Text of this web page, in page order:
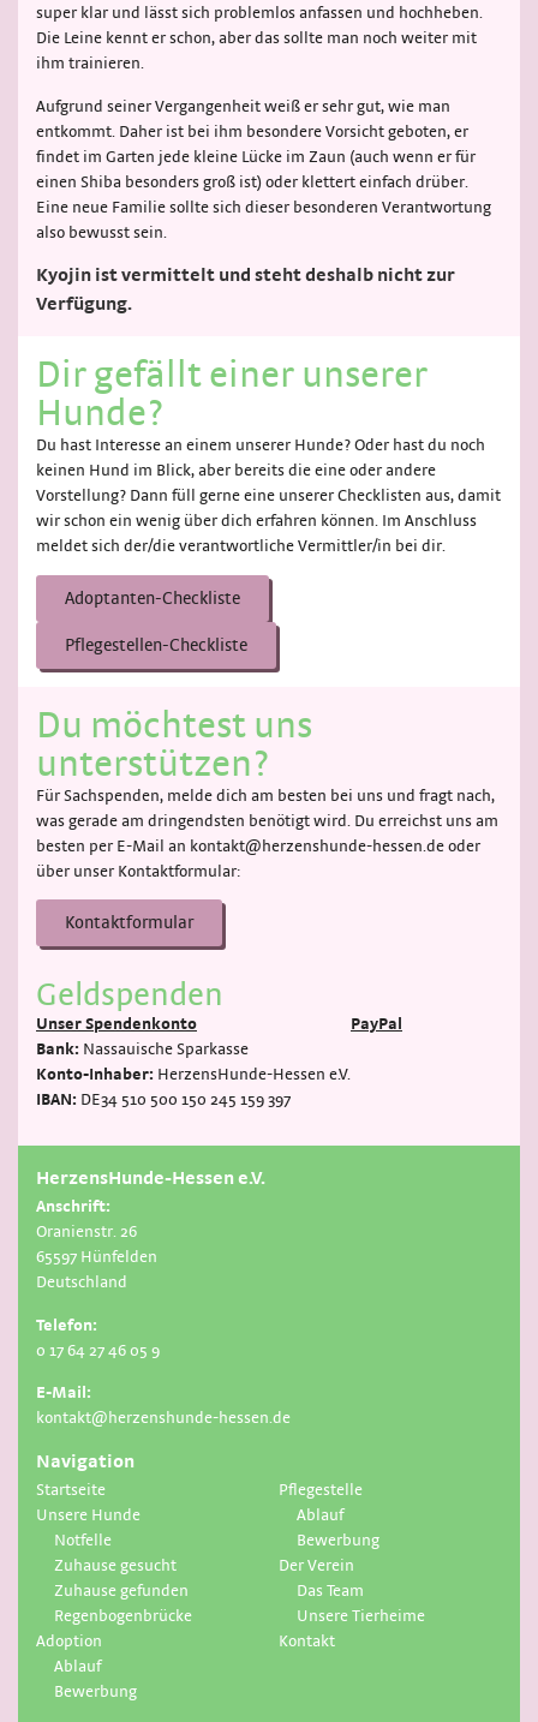
super klar und lässt sich problemlos anfassen und hochheben.
Die Leine kennt er schon, aber das sollte man noch weiter mit
ihm trainieren.
Aufgrund seiner Vergangenheit weiß er sehr gut, wie man
entkommt. Daher ist bei ihm besondere Vorsicht geboten, er
findet im Garten jede kleine Lücke im Zaun (auch wenn er für
einen Shiba besonders groß ist) oder klettert einfach drüber.
Eine neue Familie sollte sich dieser besonderen Verantwortung
also bewusst sein.
Kyojin ist vermittelt und steht deshalb nicht zur
Verfügung.
Dir gefällt einer unserer
Hunde?
Du hast Interesse an einem unserer Hunde? Oder hast du noch
keinen Hund im Blick, aber bereits die eine oder andere
Vorstellung? Dann füll gerne eine unserer Checklisten aus, damit
wir schon ein wenig über dich erfahren können. Im Anschluss
meldet sich der/die verantwortliche Vermittler/in bei dir.
Adoptanten-Checkliste
Pflegestellen-Checkliste
Du möchtest uns
unterstützen?
Für Sachspenden, melde dich am besten bei uns und fragt nach,
was gerade am dringendsten benötigt wird. Du erreichst uns am
besten per E-Mail an kontakt@herzenshunde-hessen.de oder
über unser Kontaktformular:
Kontaktformular
Geldspenden
Unser Spendenkonto
Bank: Nassauische Sparkasse
Konto-Inhaber: HerzensHunde-Hessen e.V.
IBAN: DE34 510 500 150 245 159 397
PayPal
HerzensHunde-Hessen e.V.
Anschrift:
Oranienstr. 26
65597 Hünfelden
Deutschland
Telefon:
0 17 64 27 46 05 9
E-Mail:
kontakt@herzenshunde-hessen.de
Navigation
Startseite
Unsere Hunde
Notfelle
Zuhause gesucht
Zuhause gefunden
Regenbogenbrücke
Adoption
Ablauf
Bewerbung
Pflegestelle
Ablauf
Bewerbung
Der Verein
Das Team
Unsere Tierheime
Kontakt